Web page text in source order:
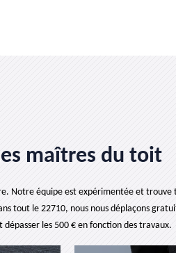
maîtres du toit
Notre équipe est expérimentée et
tout le 22710, nous nous déplaçons
les 500 € en fonction des travaux.